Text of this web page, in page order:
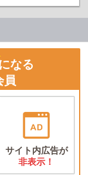
なる
サイト内広告が
非表示！